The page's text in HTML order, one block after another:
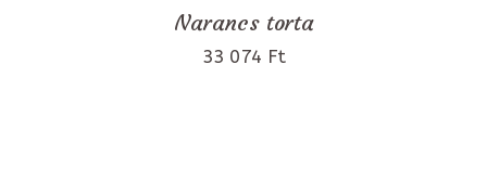
Narancs torta
33 074 Ft